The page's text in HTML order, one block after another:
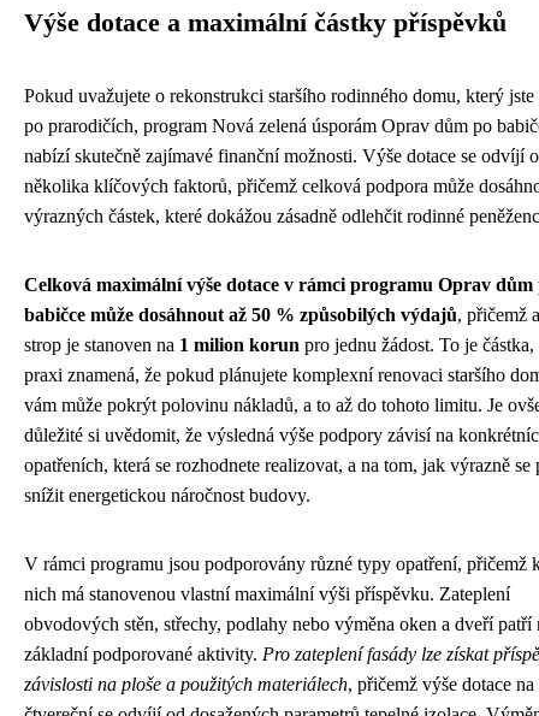
Výše dotace a maximální částky příspěvků
Pokud uvažujete o rekonstrukci staršího rodinného domu, který
po prarodičích, program Nová zelená úsporám Oprav dům po
nabízí skutečně zajímavé finanční možnosti. Výše dotace se odvíjí
několika klíčových faktorů, přičemž celková podpora může
výrazných částek, které dokážou zásadně odlehčit rodinné
Celková maximální výše dotace v rámci programu Oprav dům
babičce může dosáhnout až 50 % způsobilých výdajů, přičemž
strop je stanoven na 1 milion korun pro jednu žádost. To je
praxi znamená, že pokud plánujete komplexní renovaci staršího
vám může pokrýt polovinu nákladů, a to až do tohoto limitu. Je
důležité si uvědomit, že výsledná výše podpory závisí na
opatřeních, která se rozhodnete realizovat, a na tom, jak výrazně se
snížit energetickou náročnost budovy.
V rámci programu jsou podporovány různé typy opatření, přičemž
nich má stanovenou vlastní maximální výši příspěvku. Zateplení
obvodových stěn, střechy, podlahy nebo výměna oken a dveří patří
základní podporované aktivity. Pro zateplení fasády lze získat
závislosti na ploše a použitých materiálech, přičemž výše dotace na